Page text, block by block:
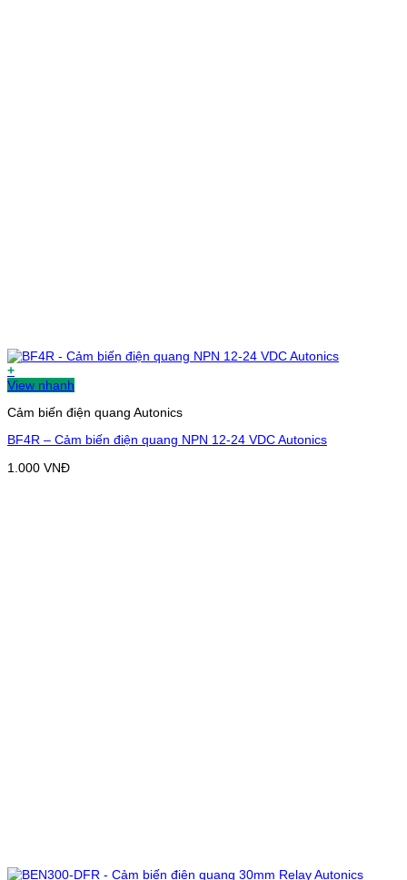
+
View nhanh
Cảm biến điện quang Autonics
BF4R – Cảm biến điện quang NPN 12-24 VDC Autonics
1.000 VNĐ